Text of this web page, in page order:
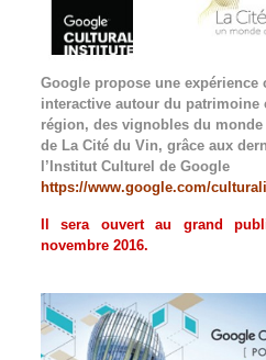
Google propose une
interactive autour du patrimoine
région, des vignobles du
de La Cité du Vin, grâce aux
l’Institut Culturel de Google
https://www.google.com/
Il sera ouvert au grand
novembre 2016.